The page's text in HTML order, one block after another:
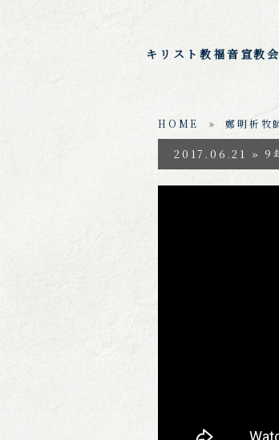
キリスト教福音宣教
HOME »鄭明析牧
2017.06.21 » 9